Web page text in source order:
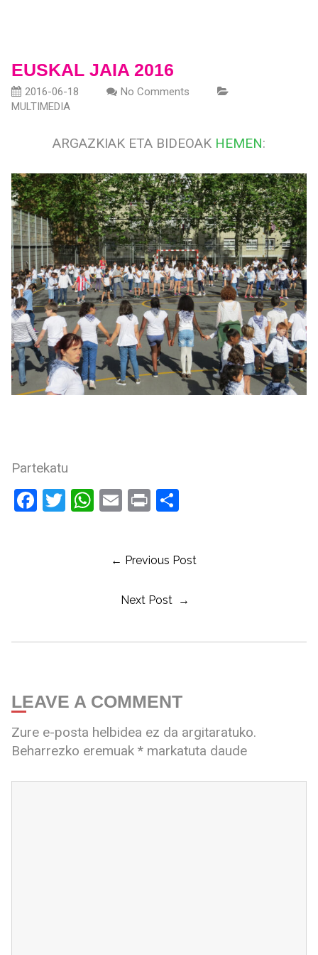
EUSKAL JAIA 2016
2016-06-18
No Comments
MULTIMEDIA
ARGAZKIAK ETA BIDEOAK HEMEN:
Partekatu
Facebook
Twitter
WhatsApp
Email
PrintShare
← Previous Post
Next Post →
LEAVE A COMMENT
Zure e-posta helbidea ez da argitaratuko.
Beharrezko eremuak *markatuta daude